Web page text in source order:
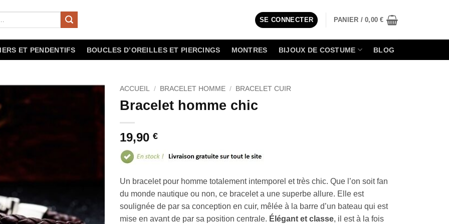
SE CONNECTER PANIER /0,00€
ET PENDENTIFS BOUCLES D’OREILLES ET PIERCINGS MONTRES BIJOUX DE COSTUME BLOG
ACCUEIL / BRACELET HOMME / BRACELET CUIR
Bracelet homme chic
19,90 €
Un bracelet pour homme totalement intemporel et très chic. Que l’on soit fan
du monde nautique ou non, ce bracelet a une superbe allure. Elle est
soulignée de par sa conception en cuir, mêlée à la barre d’un bateau qui est
mise en avant de par sa position centrale. Élégant et classe, il est à la fois